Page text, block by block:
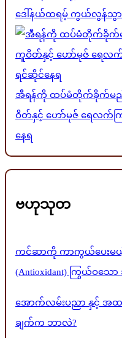
ဒေါ်နယ်ထရမ့် ကွယ်လွန်သွာ
အီရန်ကို ထပ်မံတိုက်ခိုက်မည်ဟု
ဝိတ်နှင့် ဟော်မုဇ် ရေလက်က
နေရ
ဗဟုသုတ
ကင်ဆာကို ကာကွယ်ပေးမယ့်
(Antioxidant) ကြွယ်ဝသော
အောက်လမ်းပညာ နှင့် အထ
ချက်က ဘာလဲ?